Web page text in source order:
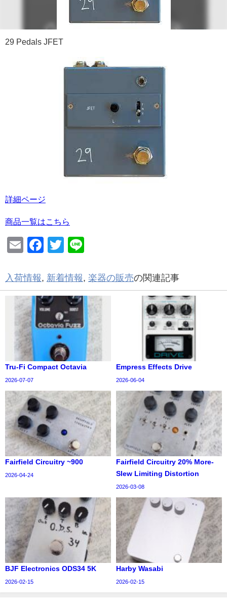
29 Pedals JFET
詳細ページ
商品一覧はこちら
EmailFacebook
Twitter
入荷情報, 新着情報, 楽器の販売の関連記事
Tru-Fi Compact Octavia
2026-07-07
Empress Effects Drive
2026-06-04
Fairfield Circuitry ~900
2026-04-24
Fairfield Circuitry 20% More-
Slew Limiting Distortion
2026-03-08
BJF Electronics ODS34 5K
2026-02-15
Harby Wasabi
2026-02-15